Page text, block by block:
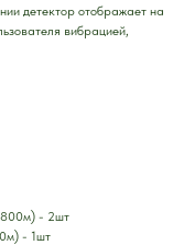
детектор отображает на
вибрацией,
- 2шт
- 1шт